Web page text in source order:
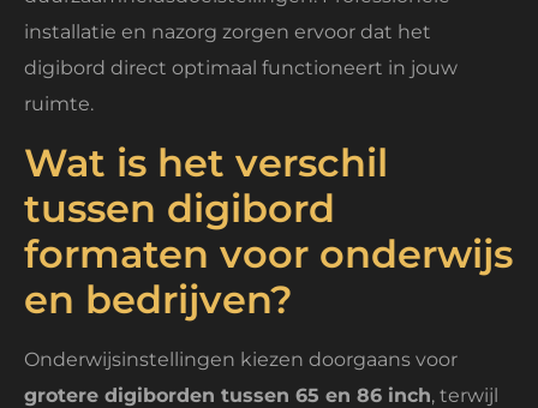
installatie en nazorg zorgen ervoor dat het
digibord direct optimaal functioneert in jouw
ruimte.
Wat is het verschil
tussen digibord
formaten voor onderwijs
en bedrijven?
Onderwijsinstellingen kiezen doorgaans voor
grotere digiborden tussen 65 en 86 inch, terwijl